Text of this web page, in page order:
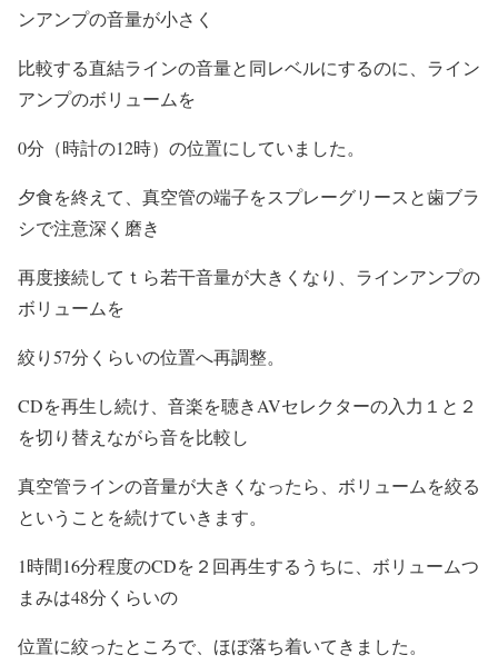
ンアンプの音量が小さく
比較する直結ラインの音量と同レベルにするのに、ライン
アンプのボリュームを
0分（時計の12時）の位置にしていました。
夕食を終えて、真空管の端子をスプレーグリースと歯ブラ
シで注意深く磨き
再度接続してｔら若干音量が大きくなり、ラインアンプの
ボリュームを
絞り57分くらいの位置へ再調整。
CDを再生し続け、音楽を聴きAVセレクターの入力１と２
を切り替えながら音を比較し
真空管ラインの音量が大きくなったら、ボリュームを絞る
ということを続けていきます。
1時間16分程度のCDを２回再生するうちに、ボリュームつ
まみは48分くらいの
位置に絞ったところで、ほぼ落ち着いてきました。